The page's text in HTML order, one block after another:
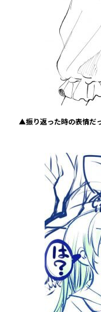
▲振り返った時の表情だ